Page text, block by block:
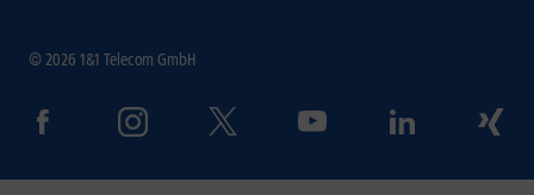
© 2026 1&1 Telecom GmbH